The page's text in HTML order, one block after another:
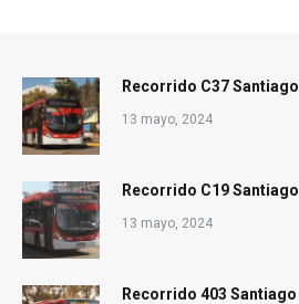
Recorrido C37 Santiago
13 mayo, 2024
Recorrido C19 Santiago
13 mayo, 2024
Recorrido 403 Santiago